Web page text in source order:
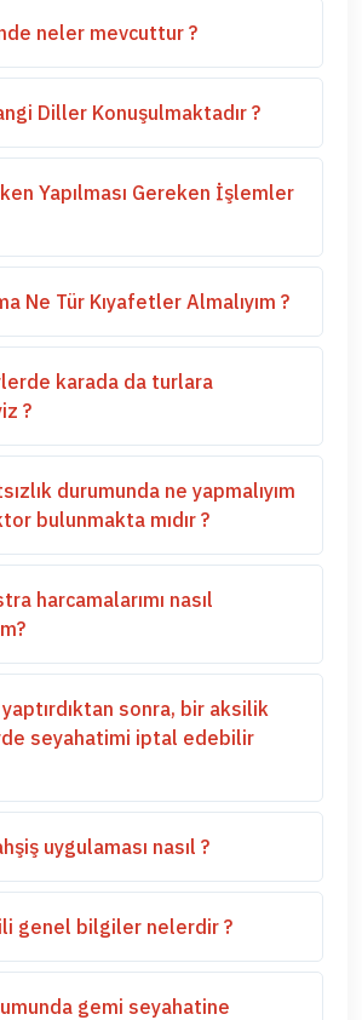
neler mevcuttur ?
Diller Konuşulmaktadır ?
Yapılması Gereken İşlemler
Ne Tür Kıyafetler Almalıyım ?
karada da turlara
?
durumunda ne yapmalıyım
bulunmakta mıdır ?
harcamalarımı nasıl
sonra, bir aksilik
seyahatimi iptal edebilir
uygulaması nasıl ?
genel bilgiler nelerdir ?
gemi seyahatine